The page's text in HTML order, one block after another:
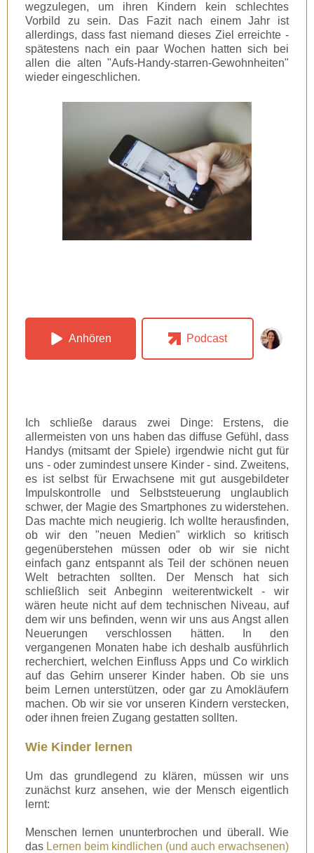
wegzulegen, um ihren Kindern kein schlechtes
Vorbild zu sein. Das Fazit nach einem Jahr ist
allerdings, dass fast niemand dieses Ziel erreichte -
spätestens nach ein paar Wochen hatten sich bei
allen die alten "Aufs-Handy-starren-Gewohnheiten"
wieder eingeschlichen.
Ich schließe daraus zwei Dinge: Erstens, die
allermeisten von uns haben das diffuse Gefühl, dass
Handys (mitsamt der Spiele) irgendwie nicht gut für
uns - oder zumindest unsere Kinder - sind. Zweitens,
es ist selbst für Erwachsene mit gut ausgebildeter
Impulskontrolle und Selbststeuerung unglaublich
schwer, der Magie des Smartphones zu widerstehen.
Das machte mich neugierig. Ich wollte herausfinden,
ob wir den "neuen Medien" wirklich so kritisch
gegenüberstehen müssen oder ob wir sie nicht
einfach ganz entspannt als Teil der schönen neuen
Welt betrachten sollten. Der Mensch hat sich
schließlich seit Anbeginn weiterentwickelt - wir
wären heute nicht auf dem technischen Niveau, auf
dem wir uns befinden, wenn wir uns aus Angst allen
Neuerungen verschlossen hätten. In den
vergangenen Monaten habe ich deshalb ausführlich
recherchiert, welchen Einfluss Apps und Co wirklich
auf das Gehirn unserer Kinder haben. Ob sie uns
beim Lernen unterstützen, oder gar zu Amokläufern
machen. Ob wir sie vor unseren Kindern verstecken,
oder ihnen freien Zugang gestatten sollten.
Wie Kinder lernen
Um das grundlegend zu klären, müssen wir uns
zunächst kurz ansehen, wie der Mensch eigentlich
lernt:
Menschen lernen ununterbrochen und überall. Wie
das Lernen beim kindlichen (und auch erwachsenen)